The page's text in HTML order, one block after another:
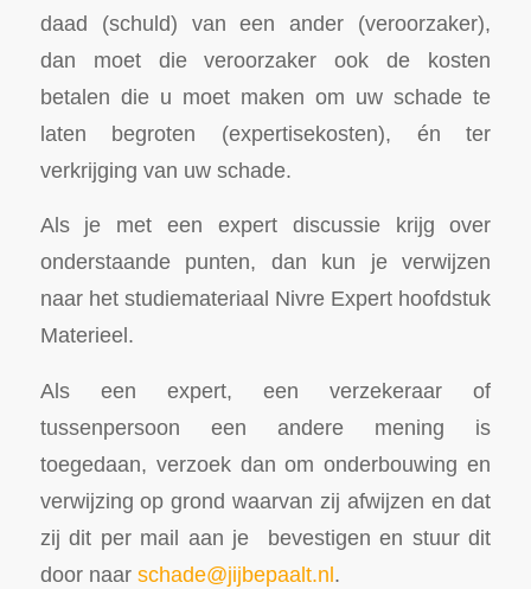
daad (schuld) van een ander (veroorzaker),
dan moet die veroorzaker ook de kosten
betalen die u moet maken om uw schade te
laten begroten (expertisekosten), én ter
verkrijging van uw schade.
Als je met een expert discussie krijg over
onderstaande punten, dan kun je verwijzen
naar het studiemateriaal Nivre Expert hoofdstuk
Materieel.
Als een expert, een verzekeraar of
tussenpersoon een andere mening is
toegedaan, verzoek dan om onderbouwing en
verwijzing op grond waarvan zij afwijzen en dat
zij dit per mail aan je bevestigen en stuur dit
door naar schade@jijbepaalt.nl.